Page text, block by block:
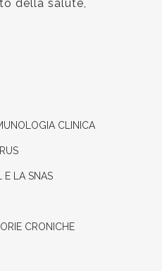
della salute,
CLINICA
E LA SNAS
CRONICHE